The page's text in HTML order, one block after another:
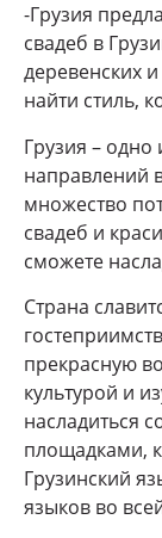
-Грузия
свадеб в
деревенских
найти стиль,
Грузия –
направлений
множество
свадеб и
сможете
Страна
прекрасную
культурой и
насладиться
площадками,
Грузинский
языков во